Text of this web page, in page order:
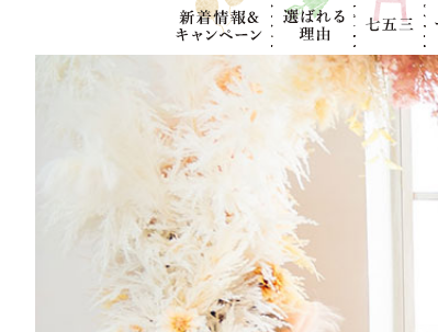
ャンペーン
由